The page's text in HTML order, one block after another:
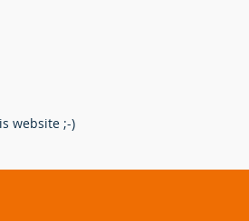
website ;-)